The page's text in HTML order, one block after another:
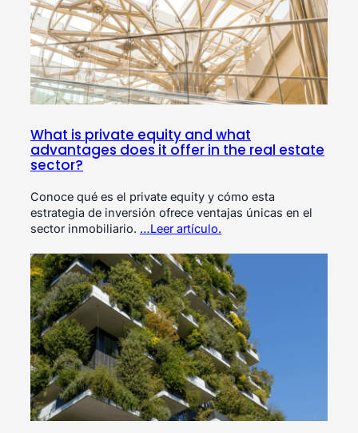
What is private equity and what
advantages does it offer in the real estate
sector?
Conoce qué es el private equity y cómo esta
estrategia de inversión ofrece ventajas únicas en el
sector inmobiliario. …Leer artículo.